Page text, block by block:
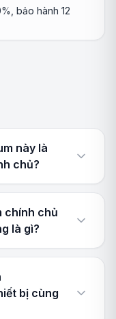
bảo hành 12
này là
chủ?
chính chủ
là gì?
bị cùng